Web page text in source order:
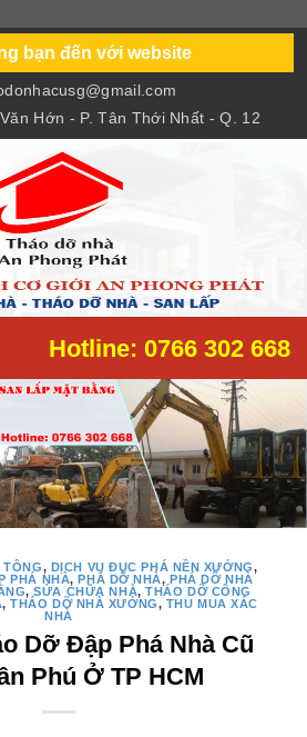
bạn đến với website
Hớn - P. Tân Thới Nhất - Q. 12
Hotline: 0766 302 668
TÔNG,DỊCH VỤ ĐỤC PHÁ NỀN XƯỞNG
PHÁ NHÀ,PHÁ DỠ NHÀ,PHÁ DỠ NHÀ
, SỬA CHỮA NHÀ ,THÁO DỠ CÔNG
THÁO DỠ NHÀ XƯỞNG
NHÀ
Dỡ Đập Phá Nhà Cũ
Phú Ở TP HCM